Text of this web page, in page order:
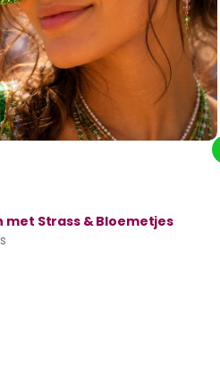
met Strass & Bloemetjes